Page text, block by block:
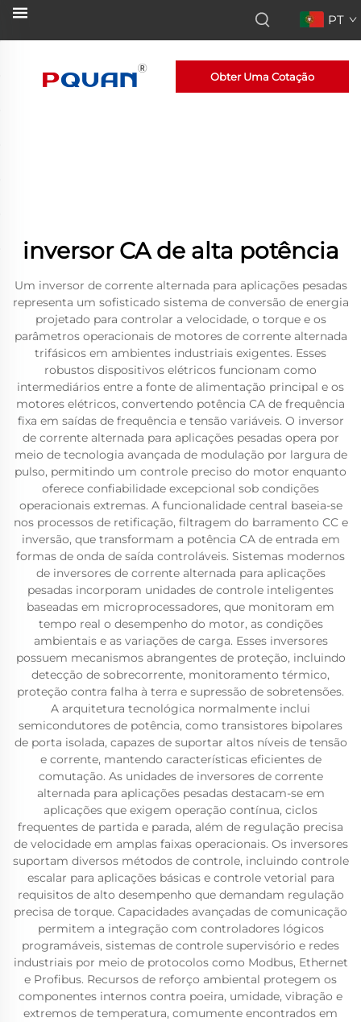
PT
Obter Uma Cotação
inversor CA de alta potência
Um inversor de corrente alternada para aplicações pesadas
representa um sofisticado sistema de conversão de energia
projetado para controlar a velocidade, o torque e os
parâmetros operacionais de motores de corrente alternada
trifásicos em ambientes industriais exigentes. Esses
robustos dispositivos elétricos funcionam como
intermediários entre a fonte de alimentação principal e os
motores elétricos, convertendo potência CA de frequência
fixa em saídas de frequência e tensão variáveis. O inversor
de corrente alternada para aplicações pesadas opera por
meio de tecnologia avançada de modulação por largura de
pulso, permitindo um controle preciso do motor enquanto
oferece confiabilidade excepcional sob condições
operacionais extremas. A funcionalidade central baseia-se
nos processos de retificação, filtragem do barramento CC e
inversão, que transformam a potência CA de entrada em
formas de onda de saída controláveis. Sistemas modernos
de inversores de corrente alternada para aplicações
pesadas incorporam unidades de controle inteligentes
baseadas em microprocessadores, que monitoram em
tempo real o desempenho do motor, as condições
ambientais e as variações de carga. Esses inversores
possuem mecanismos abrangentes de proteção, incluindo
detecção de sobrecorrente, monitoramento térmico,
proteção contra falha à terra e supressão de sobretensões.
A arquitetura tecnológica normalmente inclui
semicondutores de potência, como transistores bipolares
de porta isolada, capazes de suportar altos níveis de tensão
e corrente, mantendo características eficientes de
comutação. As unidades de inversores de corrente
alternada para aplicações pesadas destacam-se em
aplicações que exigem operação contínua, ciclos
frequentes de partida e parada, além de regulação precisa
de velocidade em amplas faixas operacionais. Os inversores
suportam diversos métodos de controle, incluindo controle
escalar para aplicações básicas e controle vetorial para
requisitos de alto desempenho que demandam regulação
precisa de torque. Capacidades avançadas de comunicação
permitem a integração com controladores lógicos
programáveis, sistemas de controle supervisório e redes
industriais por meio de protocolos como Modbus, Ethernet
e Profibus. Recursos de reforço ambiental protegem os
componentes internos contra poeira, umidade, vibração e
extremos de temperatura, comumente encontrados em